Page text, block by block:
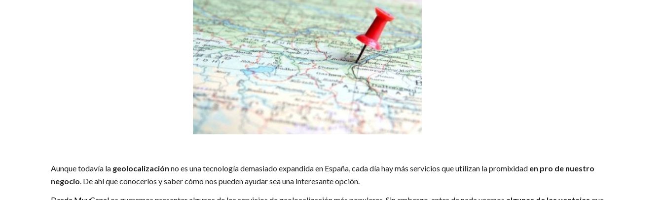
Aunque todavía la geolocalización no es una tecnología demasiado expandida en España, cada día hay más servicios que utilizan la promixidad en pro de nuestro
negocio. De ahí que conocerlos y saber cómo nos pueden ayudar sea una interesante opción.